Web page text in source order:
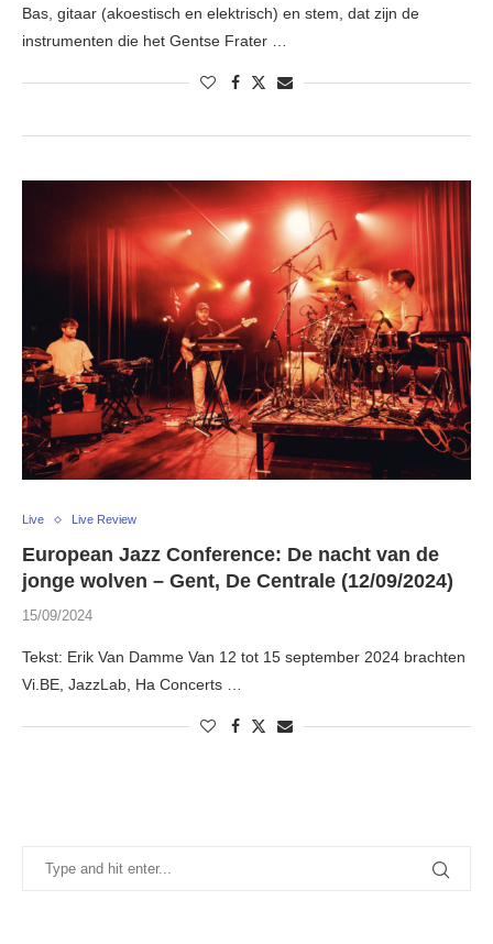
Bas, gitaar (akoestisch en elektrisch) en stem, dat zijn de
instrumenten die het Gentse Frater …
Live Live Review
European Jazz Conference: De nacht van de
jonge wolven – Gent, De Centrale (12/09/2024)
15/09/2024
Tekst: Erik Van Damme Van 12 tot 15 september 2024 brachten
Vi.BE, JazzLab, Ha Concerts …